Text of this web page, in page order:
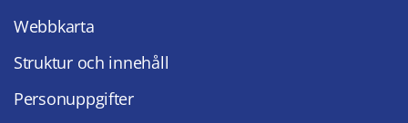
Webbkarta
Struktur och innehåll
Personuppgifter